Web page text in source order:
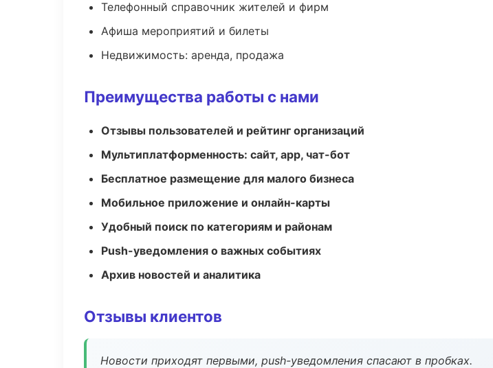
Телефонный справочник жителей и фирм
Афиша мероприятий и билеты
Недвижимость: аренда, продажа
Преимущества работы с нами
Отзывы пользователей и рейтинг организаций
Мультиплатформенность: сайт, app, чат-бот
Бесплатное размещение для малого бизнеса
Мобильное приложение и онлайн-карты
Удобный поиск по категориям и районам
Push-уведомления о важных событиях
Архив новостей и аналитика
Отзывы клиентов
Новости приходят первыми, push-уведомления спасают в пробках.